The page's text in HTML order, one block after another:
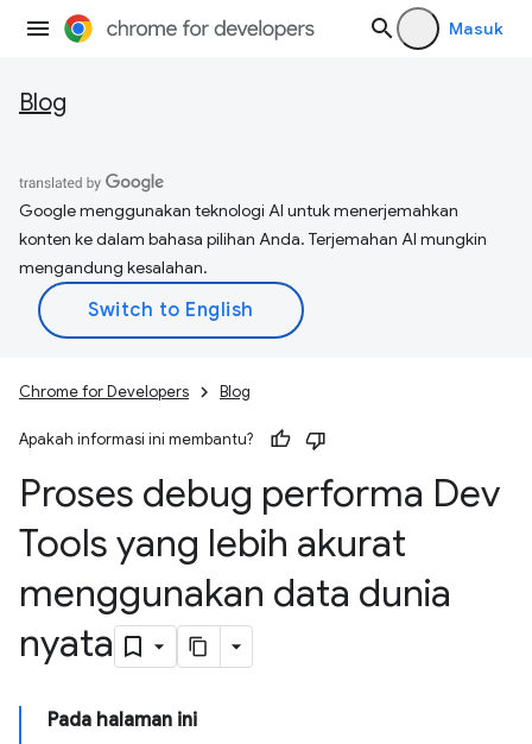
Masuk
Blog
Google menggunakan teknologi AI untuk menerjemahkan
konten ke dalam bahasa pilihan Anda. Terjemahan AI mungkin
mengandung kesalahan.
Chrome for Developers Blog
Apakah informasi ini membantu?
Proses debug performa Dev
Tools yang lebih akurat
menggunakan data dunia
nyata
Pada halaman ini